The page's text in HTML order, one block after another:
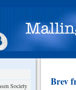
Society
Brev